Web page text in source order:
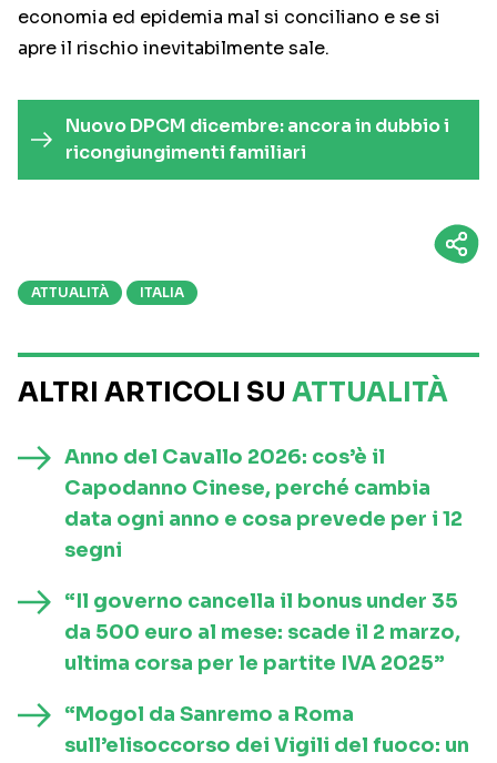
economia ed epidemia mal si conciliano e se si
apre il rischio inevitabilmente sale.
Nuovo DPCM dicembre: ancora in dubbio i
ricongiungimenti familiari
ATTUALITÀ ITALIA
ALTRI ARTICOLI SU ATTUALITÀ
Anno del Cavallo 2026: cos’è il
Capodanno Cinese, perché cambia
data ogni anno e cosa prevede per i 12
segni
“Il governo cancella il bonus under 35
da 500 euro al mese: scade il 2 marzo,
ultima corsa per le partite IVA 2025”
“Mogol da Sanremo a Roma
sull’elisoccorso dei Vigili del fuoco: un